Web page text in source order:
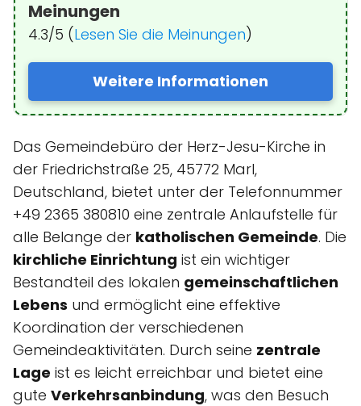
Meinungen
4.3/5 (Lesen Sie die Meinungen)
Weitere Informationen
Das Gemeindebüro der Herz-Jesu-Kirche in
der Friedrichstraße 25, 45772 Marl,
Deutschland, bietet unter der Telefonnummer
+49 2365 380810 eine zentrale Anlaufstelle für
alle Belange der katholischen Gemeinde. Die
kirchliche Einrichtung ist ein wichtiger
Bestandteil des lokalen gemeinschaftlichen
Lebens und ermöglicht eine effektive
Koordination der verschiedenen
Gemeindeaktivitäten. Durch seine zentrale
Lage ist es leicht erreichbar und bietet eine
gute Verkehrsanbindung, was den Besuch